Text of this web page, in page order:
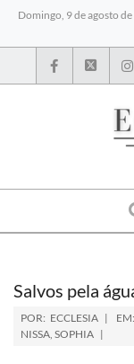
Domingo, 9 de agosto
Salvos pela
POR: ECCLESIA EM:
NISSA, SOPHIA